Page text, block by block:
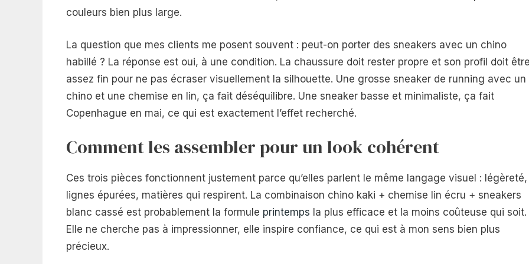
couleurs bien plus large.
La question que mes clients me posent souvent : peut-on porter des sneakers avec un chino
habillé ? La réponse est oui, à une condition. La chaussure doit rester propre et son profil doit
assez fin pour ne pas écraser visuellement la silhouette. Une grosse sneaker de running avec un
chino et une chemise en lin, ça fait déséquilibre. Une sneaker basse et minimaliste, ça fait
Copenhague en mai, ce qui est exactement l’effet recherché.
Comment les assembler pour un look cohérent
Ces trois pièces fonctionnent justement parce qu’elles parlent le même langage visuel : légèreté,
lignes épurées, matières qui respirent. La combinaison chino kaki + chemise lin écru + sneakers
blanc cassé est probablement la formule printemps la plus efficace et la moins coûteuse qui soit.
Elle ne cherche pas à impressionner, elle inspire confiance, ce qui est à mon sens bien plus
précieux.